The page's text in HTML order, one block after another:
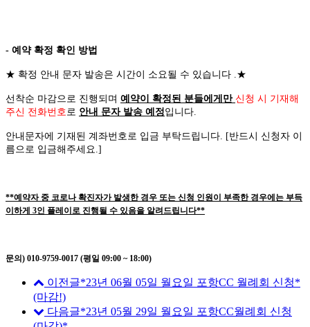
- 예약 확정 확인 방법
★ 확정 안내 문자 발송은 시간이 소요될 수 있습니다 .★
선착순 마감으로 진행되며 예약이 확정된 분들에게만 신청 시 기재해
주신 전화번호로 안내 문자 발송 예정입니다.
안내문자에 기재된 계좌번호로 입금 부탁드립니다. [반드시 신청자 이
름으로 입금해주세요.]
**예약자 중 코로나 확진자가 발생한 경우 또는 신청 인원이 부족한 경우에는 부득
이하게 3인 플레이로 진행될 수 있음을 알려드립니다**
문의) 010-9759-0017 (평일 09:00 ~ 18:00)
이전글*23년 06월 05일 월요일 포항CC 월례회 신청*
(마감!)
다음글*23년 05월 29일 월요일 포항CC월례회 신청